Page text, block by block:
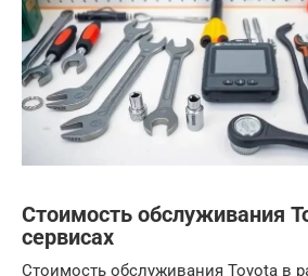
Стоимость обслуживания
сервисах
Стоимость обслуживания Toyota в